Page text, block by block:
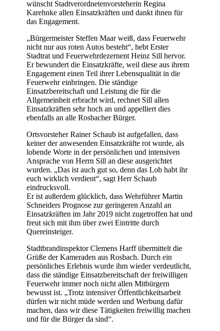
wünscht Stadtverordnetenvorsteherin Regina
Karehnke allen Einsatzkräften und dankt ihnen für
das Engagement.
„Bürgermeister Steffen Maar weiß, dass Feuerwehr
nicht nur aus roten Autos besteht“, hebt Erster
Stadtrat und Feuerwehrdezernent Heinz Sill hervor.
Er bewundert die Einsatzkräfte, weil diese aus ihrem
Engagement einen Teil ihrer Lebensqualität in die
Feuerwehr einbringen. Die ständige
Einsatzbereitschaft und Leistung die für die
Allgemeinheit erbracht wird, rechnet Sill allen
Einsatzkräften sehr hoch an und appelliert dies
ebenfalls an alle Rosbacher Bürger.
Ortsvorsteher Rainer Schaub ist aufgefallen, dass
keiner der anwesenden Einsatzkräfte rot wurde, als
lobende Worte in der persönlichen und intensiven
Ansprache von Herrn Sill an diese ausgerichtet
wurden. „Das ist auch gut so, denn das Lob habt ihr
euch wirklich verdient“, sagt Herr Schaub
eindrucksvoll.
Er ist außerdem glücklich, dass Wehrführer Martin
Schneiders Prognose zur geringeren Anzahl an
Einsatzkräften im Jahr 2019 nicht zugetroffen hat und
freut sich mit ihm über zwei Eintritte durch
Quereinsteiger.
Stadtbrandinspektor Clemens Harff übermittelt die
Grüße der Kameraden aus Rosbach. Durch ein
persönliches Erlebnis wurde ihm wieder verdeutlicht,
dass die ständige Einsatzbereitschaft der freiwilligen
Feuerwehr immer noch nicht allen Mitbürgern
bewusst ist. „Trotz intensiver Öffentlichkeitsarbeit
dürfen wir nicht müde werden und Werbung dafür
machen, dass wir diese Tätigkeiten freiwillig machen
und für die Bürger da sind“.